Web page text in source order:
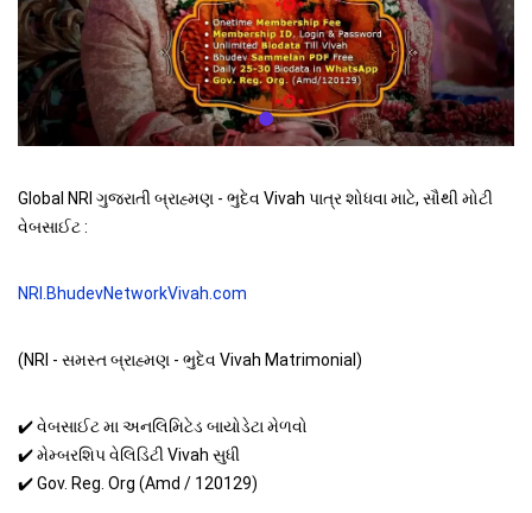
Global NRI ગુજરાતી બ્રાહ્મણ - ભુદેવ Vivah પાત્ર શોધવા માટે, સૌથી મોટી
વેબસાઈટ :
NRI.BhudevNetworkVivah.com
(NRI - સમસ્ત બ્રાહ્મણ - ભુદેવ Vivah Matrimonial)
✔️ વેબસાઈટ મા અનલિમિટેડ બાયોડેટા મેળવો
✔️ મેમ્બરશિપ વેલિડિટી Vivah સુધી
✔️ Gov. Reg. Org (Amd / 120129)